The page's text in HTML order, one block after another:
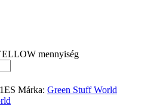
mennyiség
Márka: Green Stuff World